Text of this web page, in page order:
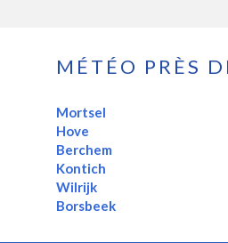
MÉTÉO PRÈS
Mortsel
Hove
Berchem
Kontich
Wilrijk
Borsbeek